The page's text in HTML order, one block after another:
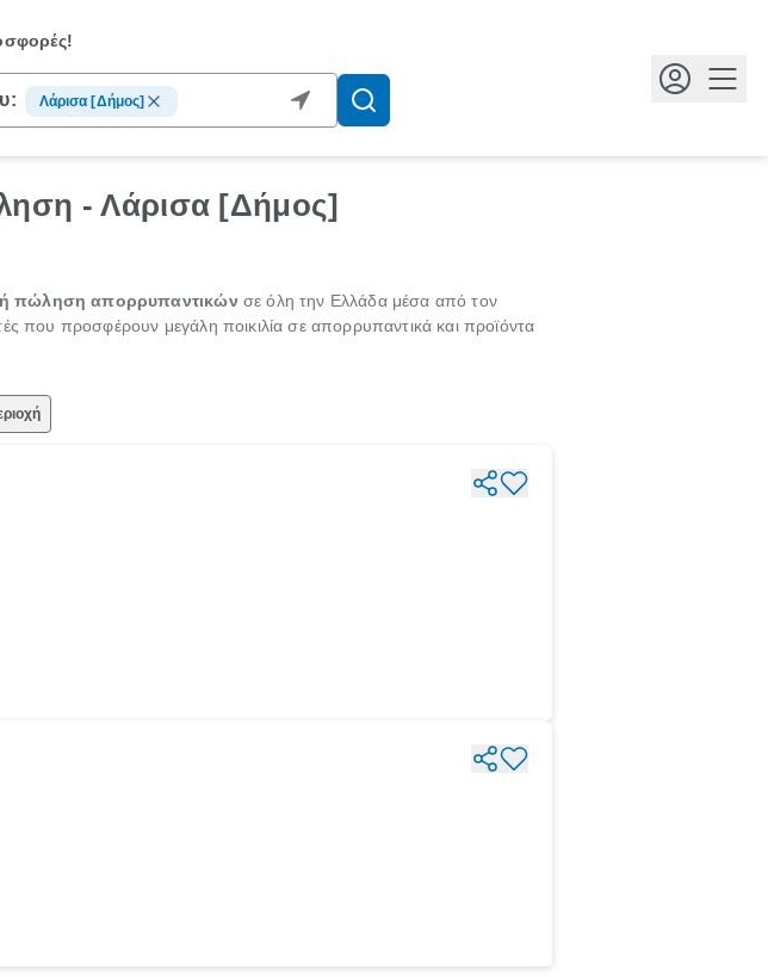
Λάρισα [Δήμος]
- Λάρισα [Δήμος]
πώληση απορρυπαντικών σε όλη την Ελλάδα μέσα από τον
που προσφέρουν μεγάλη ποικιλία σε απορρυπαντικά και προϊόντα